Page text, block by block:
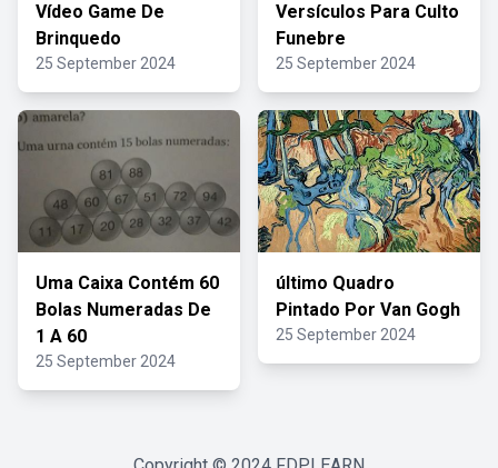
Vídeo Game De
Brinquedo
25 September 2024
Versículos Para Culto
Funebre
25 September 2024
Uma Caixa Contém 60
Bolas Numeradas De
1 A 60
25 September 2024
último Quadro
Pintado Por Van Gogh
25 September 2024